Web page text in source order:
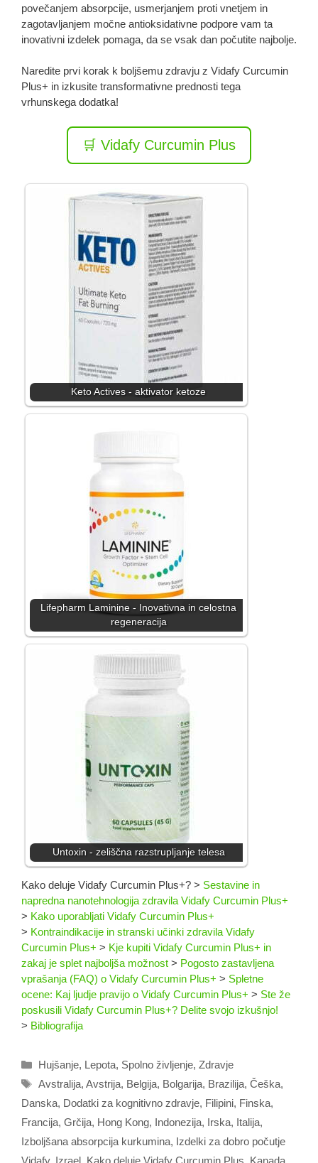
povečanjem absorpcije, usmerjanjem proti vnetjem in
zagotavljanjem močne antioksidativne podpore vam ta
inovativni izdelek pomaga, da se vsak dan počutite najbolje.
Naredite prvi korak k boljšemu zdravju z Vidafy Curcumin
Plus+ in izkusite transformativne prednosti tega
vrhunskega dodatka!
🛒 Vidafy Curcumin Plus
Keto Actives - aktivator ketoze
Lifepharm Laminine - Inovativna in celostna
regeneracija
Untoxin - zeliščna razstrupljanje telesa
Kako deluje Vidafy Curcumin Plus+? > Sestavine in
napredna nanotehnologija zdravila Vidafy Curcumin Plus+
> Kako uporabljati Vidafy Curcumin Plus+
> Kontraindikacije in stranski učinki zdravila Vidafy
Curcumin Plus+ > Kje kupiti Vidafy Curcumin Plus+ in
zakaj je splet najboljša možnost > Pogosto zastavljena
vprašanja (FAQ) o Vidafy Curcumin Plus+ > Spletne
ocene: Kaj ljudje pravijo o Vidafy Curcumin Plus+ > Ste že
poskusili Vidafy Curcumin Plus+? Delite svojo izkušnjo!
> Bibliografija
Categories
Hujšanje, Lepota, Spolno življenje, Zdravje
Tags
Avstralija, Avstrija, Belgija, Bolgarija, Brazilija, Češka,
Danska, Dodatki za kognitivno zdravje, Filipini, Finska,
Francija, Grčija, Hong Kong, Indonezija, Irska, Italija,
Izboljšana absorpcija kurkumina, Izdelki za dobro počutje